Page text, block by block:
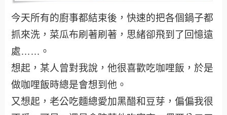
今天所有的廚事都結束後，快速的把各個鍋子都
抓來洗，菜瓜布刷著刷著，思緒卻飛到了回憶遠
處……。
想起，某人曾對我說，他很喜歡吃咖哩飯，於是
做咖哩飯時總是會想到他。
又想起，老公吃麵總愛加黑醋和豆芽，偏偏我很